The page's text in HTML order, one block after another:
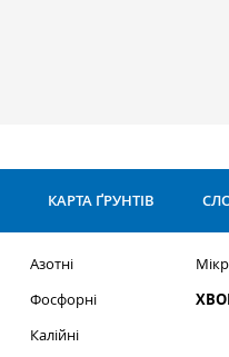
КАРТА ҐРУНТІВ
Азотні
Фосфорні
Калійні